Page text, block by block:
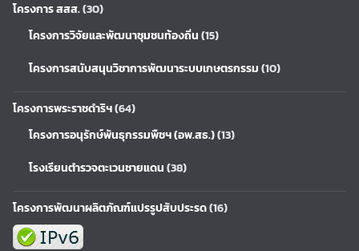
โครงการ สสส.(30)
โครงการวิจัยและพัฒนาชุมชนท้องถิ่น(15)
โครงการสนับสนุนวิชาการพัฒนาระบบเกษตรกรรม(10)
โครงการพระราชดำริฯ(64)
โครงการอนุรักษ์พันธุกรรมพืชฯ (อพ.สธ.)(13)
โรงเรียนตำรวจตะเวนชายแดน(38)
โครงการพัฒนาผลิตภัณฑ์แปรรูปสับประรด(16)